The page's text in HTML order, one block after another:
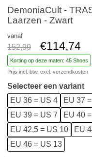
DemoniaCult -
Laarzen - Zwart
vanaf
152,99 €114,74
Korting op deze maten: 45 Shoes
Prijs incl. btw, excl. verzendkosten
Selecteer een variant
EU 36 = US 4
EU 37
EU 39 = US 7
EU 40
EU 42,5 = US 10
EU
EU 46 = US 13